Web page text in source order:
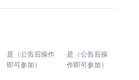
是（公告后操作
即可参加）
是（公告后操
作即可参加）